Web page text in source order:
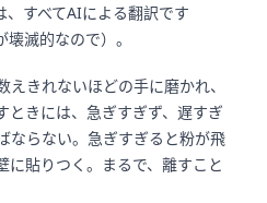
、すべてAIによる翻訳です
壊滅的なので）。
きれないほどの手に磨かれ、
ときには、急ぎすぎず、遅すぎ
ならない。急ぎすぎると粉が飛
に貼りつく。まるで、離すこと